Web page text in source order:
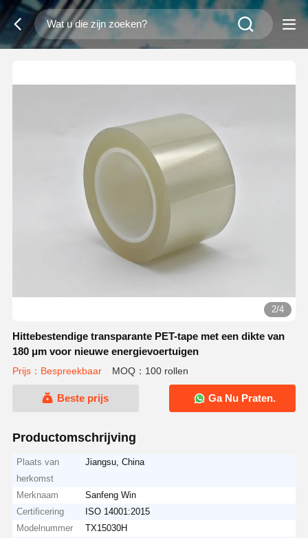
3/4
Hittebestendige transparante PET-tape met een dikte van
180 μm voor nieuwe energievoertuigen
Prijs：Bespreekbaar MOQ：100 rollen
Beste prijs Ga Nu Praten.
Productomschrijving
Plaats van
herkomst
Jiangsu, China
Merknaam
Sanfeng Win
Certificering
ISO 14001:2015
Modelnummer
TX15030H